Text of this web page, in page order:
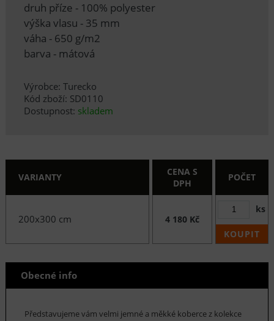
druh příze - 100% polyester
výška vlasu - 35 mm
váha - 650 g/m2
barva - mátová
Výrobce: Turecko
Kód zboží: SD0110
Dostupnost: skladem
VARIANTY
CENA S
DPH
POČET
200x300 cm 4 180 Kč
ks
KOUPIT
Obecné info
Představujeme vám velmi jemné a měkké koberce z kolekce